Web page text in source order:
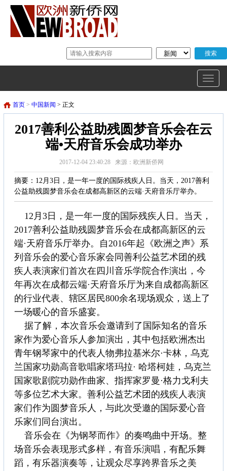
首页 > 中国新闻 > 正文
2017善利公益助残圆梦音乐会在云
端•天府音乐会成功举办
2017-12-04 23:40:28 来源：欧洲新侨网
摘要：12月3日，是一年一度的国际残疾人日。当天，2017善利
公益助残圆梦音乐会在成都高新区的云端·天府音乐厅举办。
12月3日，是一年一度的国际残疾人日。当天，
2017善利公益助残圆梦音乐会在成都高新区的云
端·天府音乐厅举办。自2016年起《欧洲之声》系
列音乐会的爱心音乐家会同善利公益艺术团的残
疾人表演家们首次在四川音乐学院合作演出，今
年再次在成都云端·天府音乐厅为来自成都高新区
的行业代表、辖区居民800余名现场观众，送上了
一场暖心的音乐盛宴。
据了解，本次音乐会邀请到了国际知名的音乐
家作为爱心音乐人参加演出，其中包括欧洲杰出
青年钢琴家中的代表人物弗拉基米尔·卡林，乌克
兰国家功勋高音歌唱家塔玛拉· 哈塔柯娃，乌克兰
国家歌剧院功勋作曲家、指挥家罗曼·格力戈利夫
等多位艺术大家。善利公益艺术团的残疾人表演
家们作为圆梦音乐人，与此次受邀的国际爱心音
乐家们同台演出。
音乐会在《为钢琴而作》的奏鸣曲中开场。整
场音乐会表现形式多样，有音乐演唱，有配乐舞
蹈，有乐器演奏等，让观众尽享跨界音乐之美